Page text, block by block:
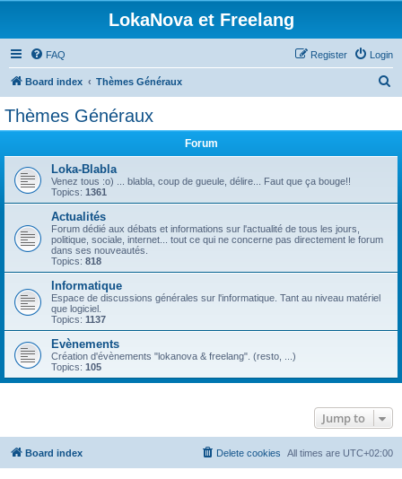
LokaNova et Freelang
FAQ Login
Register
Board index Thèmes Généraux
Thèmes Généraux
Forum
Loka-Blabla
Venez tous :o) ... blabla, coup de gueule, délire... Faut que ça bouge!!
Topics: 1361
Actualités
Forum dédié aux débats et informations sur l'actualité de tous les jours,
politique, sociale, internet... tout ce qui ne concerne pas directement le forum
dans ses nouveautés.
Topics: 818
Informatique
Espace de discussions générales sur l'informatique. Tant au niveau matériel
que logiciel.
Topics: 1137
Evènements
Création d'évènements "lokanova & freelang". (resto, ...)
Topics: 105
Jump to
Board index All times are UTC+02:00
Delete cookies